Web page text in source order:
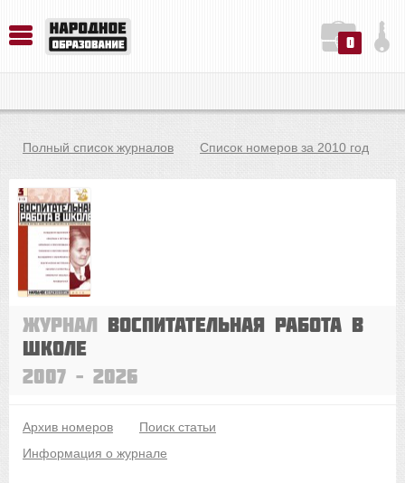
0
Полный список журналов Список номеров за 2010 год
Журнал Воспитательная работа в
школе
2007 – 2026
Архив номеров
Поиск статьи
Информация о журнале